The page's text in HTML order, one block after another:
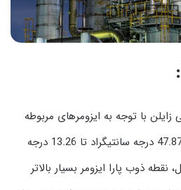
با توجه به ایزومرهای مربوطه
متفاوت است. نقطه ذوب از 47.87 درجه سانتیگراد تا 13.26 درجه
ذوب پارا ایزومر بسیار بالاتر